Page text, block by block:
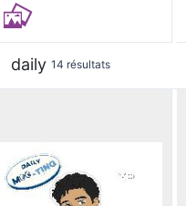
daily 14 résultats